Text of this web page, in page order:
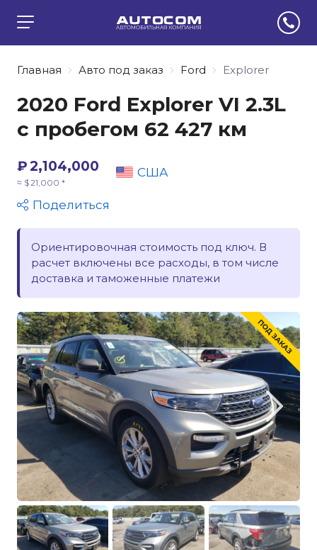
Главная Авто под заказ Ford Explorer
2020 Ford Explorer VI 2.3L
с пробегом 62 427 км
₽ 2,104,000
≈ $ 21,000 *
США
Поделиться
Ориентировочная стоимость под ключ. В
расчет включены все расходы, в том числе
доставка и таможенные платежи